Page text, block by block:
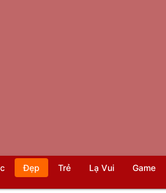
Đẹp Trẻ Lạ Vui Game